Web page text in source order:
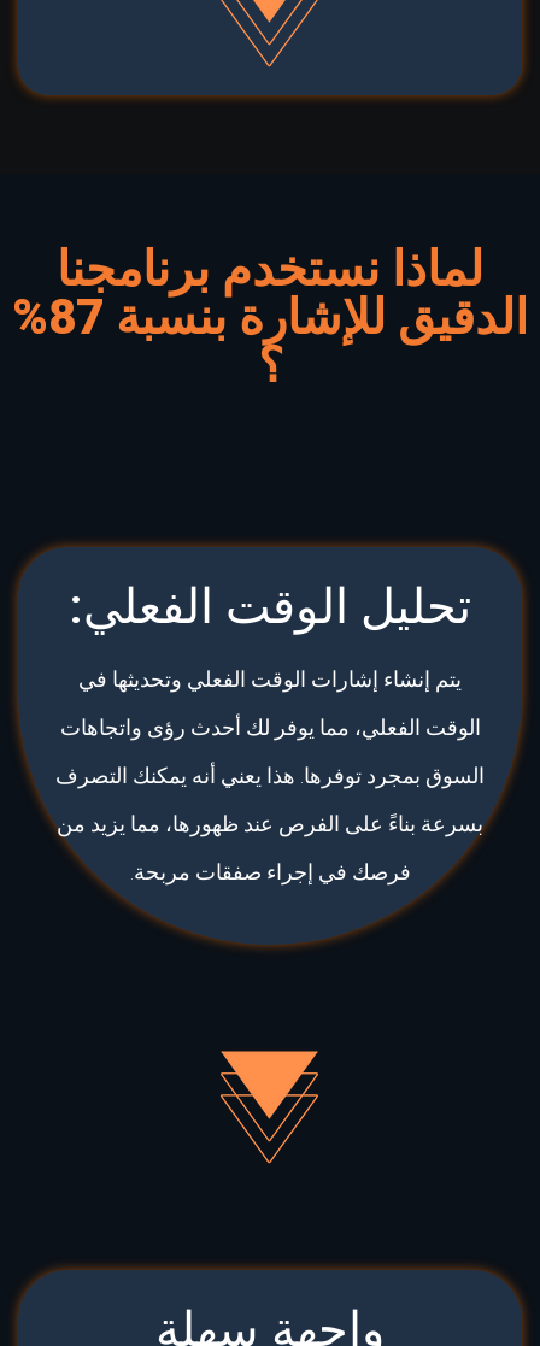
لماذا نستخدم برنامجنا
الدقيق للإشارة بنسبة 87%
؟
تحليل الوقت الفعلي:
يتم إنشاء إشارات الوقت الفعلي وتحديثها في
الوقت الفعلي، مما يوفر لك أحدث رؤى واتجاهات
السوق بمجرد توفرها. هذا يعني أنه يمكنك التصرف
بسرعة بناءً على الفرص عند ظهورها، مما يزيد من
فرصك في إجراء صفقات مربحة.
واجهة سهلة